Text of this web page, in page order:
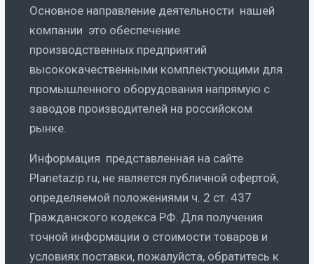
Основное направление деятельности нашей
компании это обеспечение
производственных предприятий
высококачественными комплектующими для
промышленного оборудования напрямую с
заводов производителей на российском
рынке.
Информация представленная на сайте
Planetazip.ru, не является публичной офертой,
определяемой положениями ч. 2 ст. 437
Гражданского кодекса РФ. Для получения
точной информации о стоимости товаров и
условиях поставки, пожалуйста, обратитесь к